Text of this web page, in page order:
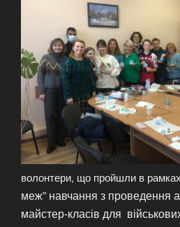
волонтери, що пройшли в
меж” навчання з проведення
майстер-класів для